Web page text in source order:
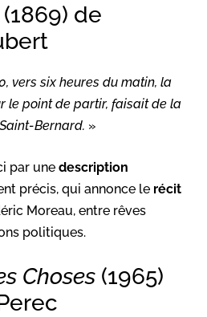
(1869) de
vers six heures du matin, la
le point de partir, faisait de la
Bernard. »
par une description
précis, qui annonce le récit
Moreau, entre rêves
politiques.
Choses (1965)